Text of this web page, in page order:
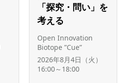
「探究・問い」を
考える
Open Innovation
Biotope ”Cue”
2026年8月4日（火）
16:00～18:00